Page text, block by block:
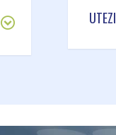
UTEZI